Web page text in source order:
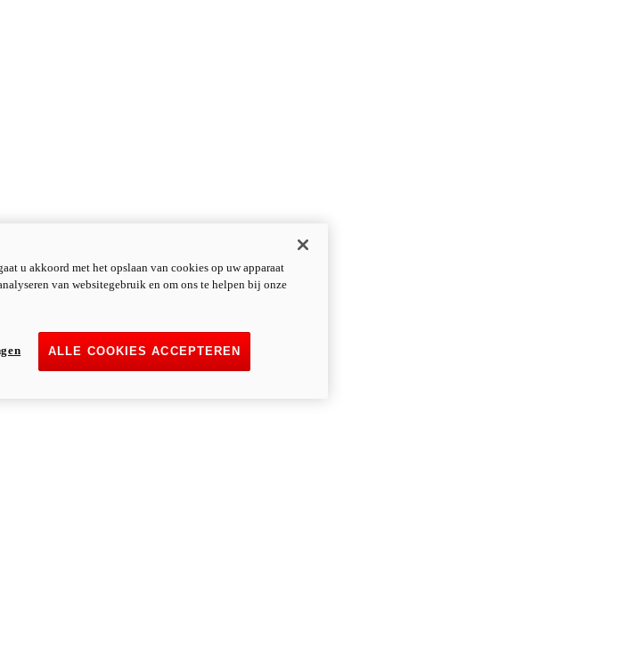
u akkoord met het opslaan van cookies op uw apparaat
van websitegebruik en om ons te helpen bij onze
ALLE COOKIES ACCEPTEREN